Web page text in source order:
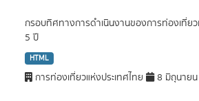
กรอบทิศทางการดำเนินงานของการท่องเที่ยวแ
5 ปี
HTML
การท่องเที่ยวแห่งประเทศไทย 8 มิถุนาย